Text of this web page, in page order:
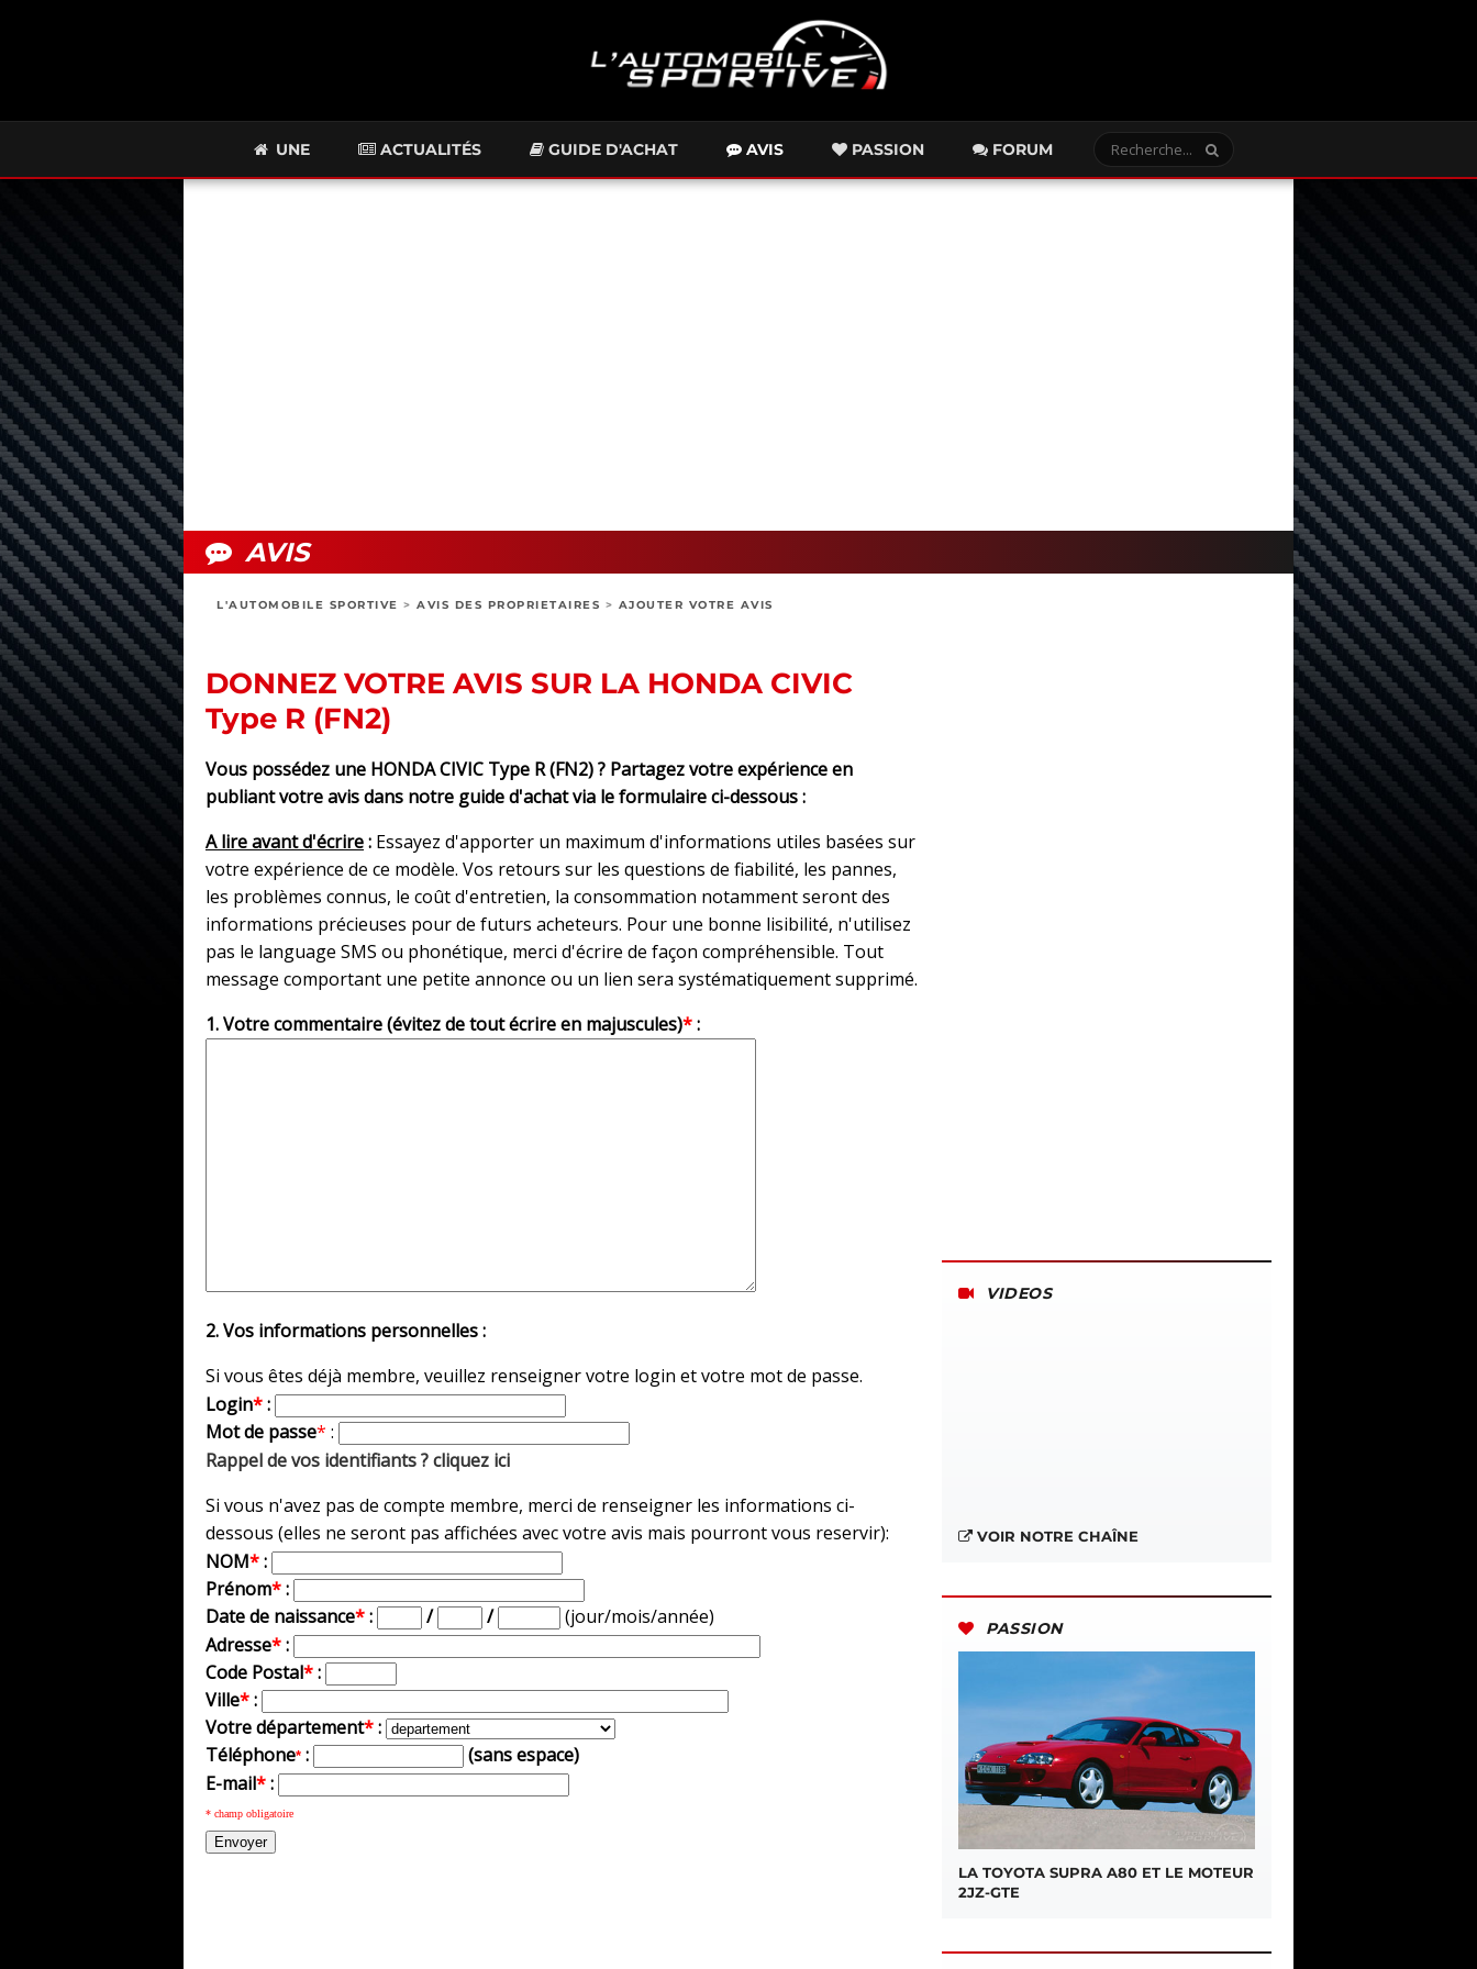
UNE ACTUALITÉS GUIDE D'ACHAT AVIS PASSION FORUM
AVIS
L'AUTOMOBILE SPORTIVE > AVIS DES PROPRIETAIRES > AJOUTER VOTRE AVIS
DONNEZ VOTRE AVIS SUR LA HONDA CIVIC
Type R (FN2)
Vous possédez une HONDA CIVIC Type R (FN2) ? Partagez votre expérience en
publiant votre avis dans notre guide d'achat via le formulaire ci-dessous :
A lire avant d'écrire: Essayez d'apporter un maximum d'informations utiles basées sur
votre expérience de ce modèle. Vos retours sur les questions de fiabilité, les pannes,
les problèmes connus, le coût d'entretien, la consommation notamment seront des
informations précieuses pour de futurs acheteurs. Pour une bonne lisibilité, n'utilisez
pas le language SMS ou phonétique, merci d'écrire de façon compréhensible. Tout
message comportant une petite annonce ou un lien sera systématiquement supprimé.
1. Votre commentaire (évitez de tout écrire en majuscules)*:
2. Vos informations personnelles :
Si vous êtes déjà membre, veuillez renseigner votre login et votre mot de passe.
Login*:
Mot de passe* :
Rappel de vos identifiants ? cliquez ici
Si vous n'avez pas de compte membre, merci de renseigner les informations ci-
dessous (elles ne seront pas affichées avec votre avis mais pourront vous reservir):
NOM*:
Prénom*:
Date de naissance*: / /
(jour/mois/année)
Adresse*:
Code Postal*:
Ville*:
Votre département*:
Téléphone* :
(sans espace)
E-mail*:
* champ obligatoire
VIDEOS
VOIR NOTRE CHAÎNE
PASSION
LA TOYOTA SUPRA A80 ET LE MOTEUR
2JZ-GTE